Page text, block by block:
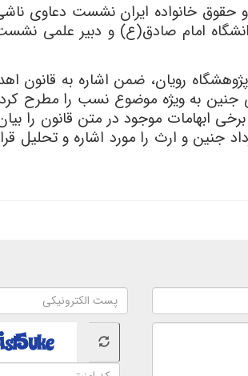
امام صادق(ع) و دبیر علمی
رویان، ضمن اشاره به قانون
جنین به ویژه موضوع نسب را مطرح
ابهامات موجود در متن قانون را
و ارث را مورد اشاره و تحلیل